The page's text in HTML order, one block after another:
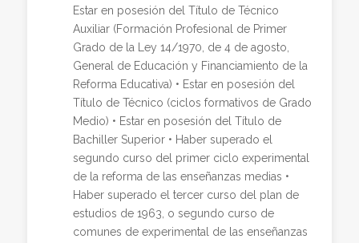
Estar en posesión del Título de Técnico
Auxiliar (Formación Profesional de Primer
Grado de la Ley 14/1970, de 4 de agosto,
General de Educación y Financiamiento de la
Reforma Educativa) • Estar en posesión del
Título de Técnico (ciclos formativos de Grado
Medio) • Estar en posesión del Título de
Bachiller Superior • Haber superado el
segundo curso del primer ciclo experimental
de la reforma de las enseñanzas medias •
Haber superado el tercer curso del plan de
estudios de 1963, o segundo curso de
comunes de experimental de las enseñanzas